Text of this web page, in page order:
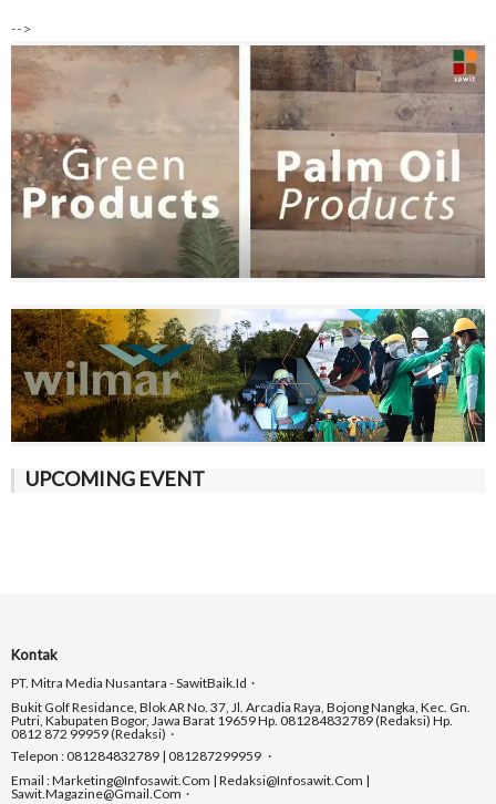
-->
UPCOMING EVENT
Kontak
PT. Mitra Media Nusantara - SawitBaik.id
Bukit Golf Residance, Blok AR No. 37, Jl. Arcadia Raya, Bojong Nangka, Kec. Gn.
Putri, Kabupaten Bogor, Jawa Barat 19659 Hp. 081284832789 (Redaksi) Hp.
0812 872 99959 (Redaksi)
Telepon : 081284832789 | 081287299959
Email : Marketing@infosawit.com | Redaksi@infosawit.com |
Sawit.magazine@gmail.com